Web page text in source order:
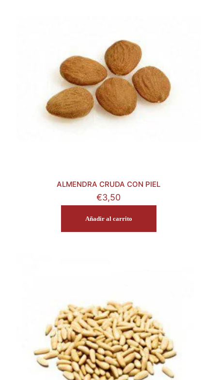
ALMENDRA CRUDA CON PIEL
€3,50
Añadir al carrito